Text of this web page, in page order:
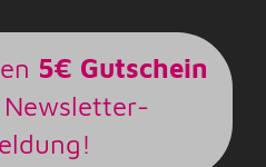
5€ Gutschein